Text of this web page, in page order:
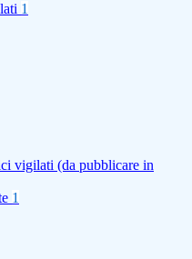
1
vigilati (da pubblicare in
1